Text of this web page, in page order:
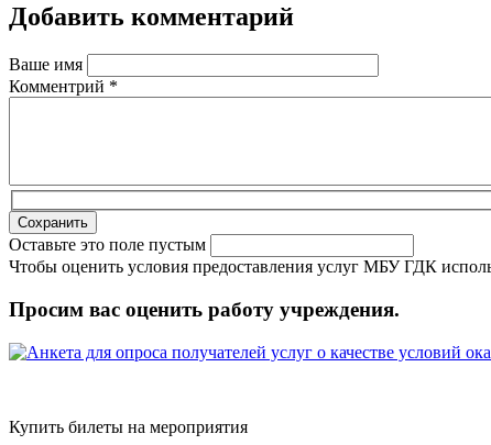
Добавить комментарий
Ваше имя
Комментрий *
Оставьте это поле пустым
Чтобы оценить условия предоставления услуг МБУ ГДК
Просим вас оценить работу учреждения.
Купить билеты на мероприятия